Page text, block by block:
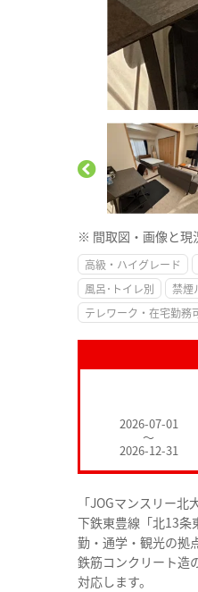
※ 間取図・画像と現
高級・ハイグレード
風呂･トイレ別
禁煙
テレワーク・在宅勤務
2026-07-01
～
2026-12-31
「JOGマンスリー
下鉄東豊線「北13条
勤・通学・観光の拠
鉄筋コンクリート造
対応します。